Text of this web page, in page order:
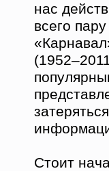
нас
всего
Стоит